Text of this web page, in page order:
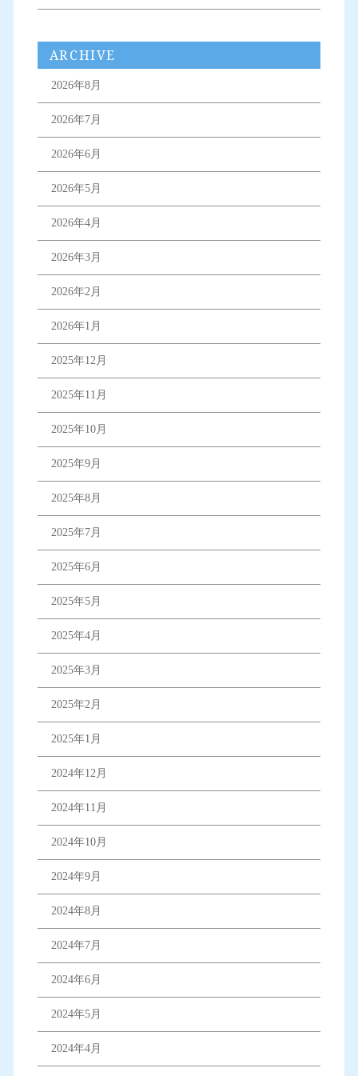
ARCHIVE
2026年8月
2026年7月
2026年6月
2026年5月
2026年4月
2026年3月
2026年2月
2026年1月
2025年12月
2025年11月
2025年10月
2025年9月
2025年8月
2025年7月
2025年6月
2025年5月
2025年4月
2025年3月
2025年2月
2025年1月
2024年12月
2024年11月
2024年10月
2024年9月
2024年8月
2024年7月
2024年6月
2024年5月
2024年4月